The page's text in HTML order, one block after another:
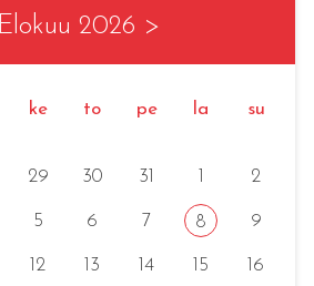
Elokuu 2026 >
ke to pe la su
29 30 31 2
5 6 7 8 9
12 13 14 15 16